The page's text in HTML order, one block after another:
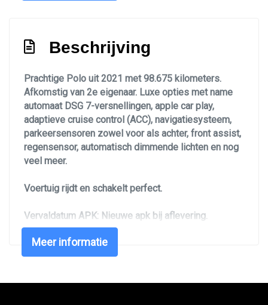
Parkeer sensoren voor & achter
Parkeersensor achter
Parkeersensor voor
Parkeersensor voor en achter
R-line exterieur
Side-skirts
Achteropkomend verkeer waarschuwing
Anti blokkeer systeem
Beschrijving
Prachtige Polo uit 2021 met 98.675 kilometers.
Afkomstig van 2e eigenaar. Luxe opties met name
automaat DSG 7-versnellingen, apple car play,
adaptieve cruise control (ACC), navigatiesysteem,
parkeersensoren zowel voor als achter, front assist,
regensensor, automatisch dimmende lichten en nog
veel meer.
Voertuig rijdt en schakelt perfect.
Vervaldatum APK: Nieuwe apk bij aflevering.
Nederlands kenteken: X-917-SG
Graag bellen/afspraak maken mocht u langs willen
voorkomen wij teleurstellingen.
Meer informatie